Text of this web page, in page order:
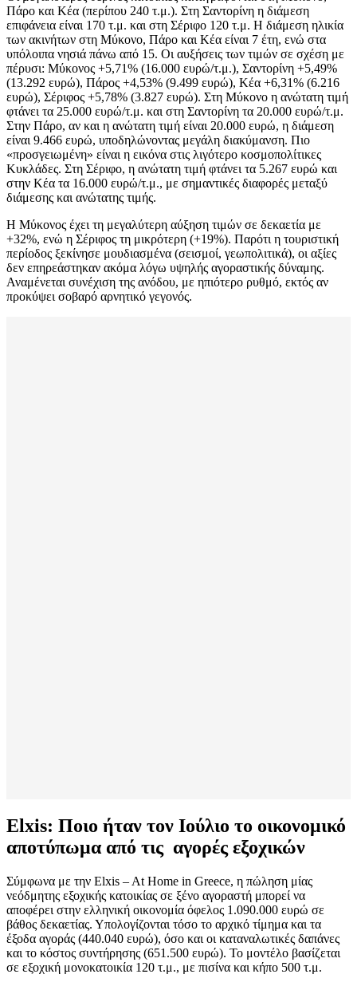
Πάρο και Κέα (περίπου 240 τ.μ.). Στη Σαντορίνη η διάμεση
επιφάνεια είναι 170 τ.μ. και στη Σέριφο 120 τ.μ. Η διάμεση ηλικία
των ακινήτων στη Μύκονο, Πάρο και Κέα είναι 7 έτη, ενώ στα
υπόλοιπα νησιά πάνω από 15. Οι αυξήσεις των τιμών σε σχέση με
πέρυσι: Μύκονος +5,71% (16.000 ευρώ/τ.μ.), Σαντορίνη +5,49%
(13.292 ευρώ), Πάρος +4,53% (9.499 ευρώ), Κέα +6,31% (6.216
ευρώ), Σέριφος +5,78% (3.827 ευρώ). Στη Μύκονο η ανώτατη τιμή
φτάνει τα 25.000 ευρώ/τ.μ. και στη Σαντορίνη τα 20.000 ευρώ/τ.μ.
Στην Πάρο, αν και η ανώτατη τιμή είναι 20.000 ευρώ, η διάμεση
είναι 9.466 ευρώ, υποδηλώνοντας μεγάλη διακύμανση. Πιο
«προσγειωμένη» είναι η εικόνα στις λιγότερο κοσμοπολίτικες
Κυκλάδες. Στη Σέριφο, η ανώτατη τιμή φτάνει τα 5.267 ευρώ και
στην Κέα τα 16.000 ευρώ/τ.μ., με σημαντικές διαφορές μεταξύ
διάμεσης και ανώτατης τιμής.
Η Μύκονος έχει τη μεγαλύτερη αύξηση τιμών σε δεκαετία με
+32%, ενώ η Σέριφος τη μικρότερη (+19%). Παρότι η τουριστική
περίοδος ξεκίνησε μουδιασμένα (σεισμοί, γεωπολιτικά), οι αξίες
δεν επηρεάστηκαν ακόμα λόγω υψηλής αγοραστικής δύναμης.
Αναμένεται συνέχιση της ανόδου, με ηπιότερο ρυθμό, εκτός αν
προκύψει σοβαρό αρνητικό γεγονός.
Elxis: Ποιο ήταν τον Ιούλιο το οικονομικό
αποτύπωμα από τις αγορές εξοχικών
Σύμφωνα με την Elxis – At Home in Greece, η πώληση μίας
νεόδμητης εξοχικής κατοικίας σε ξένο αγοραστή μπορεί να
αποφέρει στην ελληνική οικονομία όφελος 1.090.000 ευρώ σε
βάθος δεκαετίας. Υπολογίζονται τόσο το αρχικό τίμημα και τα
έξοδα αγοράς (440.040 ευρώ), όσο και οι καταναλωτικές δαπάνες
και το κόστος συντήρησης (651.500 ευρώ). Το μοντέλο βασίζεται
σε εξοχική μονοκατοικία 120 τ.μ., με πισίνα και κήπο 500 τ.μ.